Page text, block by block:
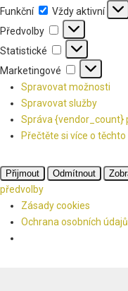
Funkční
Funkční
Vždy aktivní
Předvolby
Předvolby
Statistické Statistické
Marketingové
Spravovat možnosti
Spravovat služby
Správa {vendor_count}
Přečtěte si více o
Přijmout Odmítnout
předvolby
Zásady cookies
Ochrana osobních údajů